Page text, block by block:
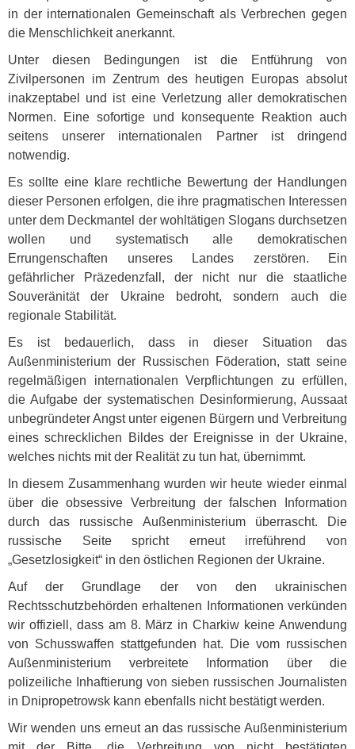
in der internationalen Gemeinschaft als Verbrechen gegen
die Menschlichkeit anerkannt.
Unter diesen Bedingungen ist die Entführung von
Zivilpersonen im Zentrum des heutigen Europas absolut
inakzeptabel und ist eine Verletzung aller demokratischen
Normen. Eine sofortige und konsequente Reaktion auch
seitens unserer internationalen Partner ist dringend
notwendig.
Es sollte eine klare rechtliche Bewertung der Handlungen
dieser Personen erfolgen, die ihre pragmatischen Interessen
unter dem Deckmantel der wohltätigen Slogans durchsetzen
wollen und systematisch alle demokratischen
Errungenschaften unseres Landes zerstören. Ein
gefährlicher Präzedenzfall, der nicht nur die staatliche
Souveränität der Ukraine bedroht, sondern auch die
regionale Stabilität.
Es ist bedauerlich, dass in dieser Situation das
Außenministerium der Russischen Föderation, statt seine
regelmäßigen internationalen Verpflichtungen zu erfüllen,
die Aufgabe der systematischen Desinformierung, Aussaat
unbegründeter Angst unter eigenen Bürgern und Verbreitung
eines schrecklichen Bildes der Ereignisse in der Ukraine,
welches nichts mit der Realität zu tun hat, übernimmt.
In diesem Zusammenhang wurden wir heute wieder einmal
über die obsessive Verbreitung der falschen Information
durch das russische Außenministerium überrascht. Die
russische Seite spricht erneut irreführend von
„Gesetzlosigkeit“ in den östlichen Regionen der Ukraine.
Auf der Grundlage der von den ukrainischen
Rechtsschutzbehörden erhaltenen Informationen verkünden
wir offiziell, dass am 8. März in Charkiw keine Anwendung
von Schusswaffen stattgefunden hat. Die vom russischen
Außenministerium verbreitete Information über die
polizeiliche Inhaftierung von sieben russischen Journalisten
in Dnipropetrowsk kann ebenfalls nicht bestätigt werden.
Wir wenden uns erneut an das russische Außenministerium